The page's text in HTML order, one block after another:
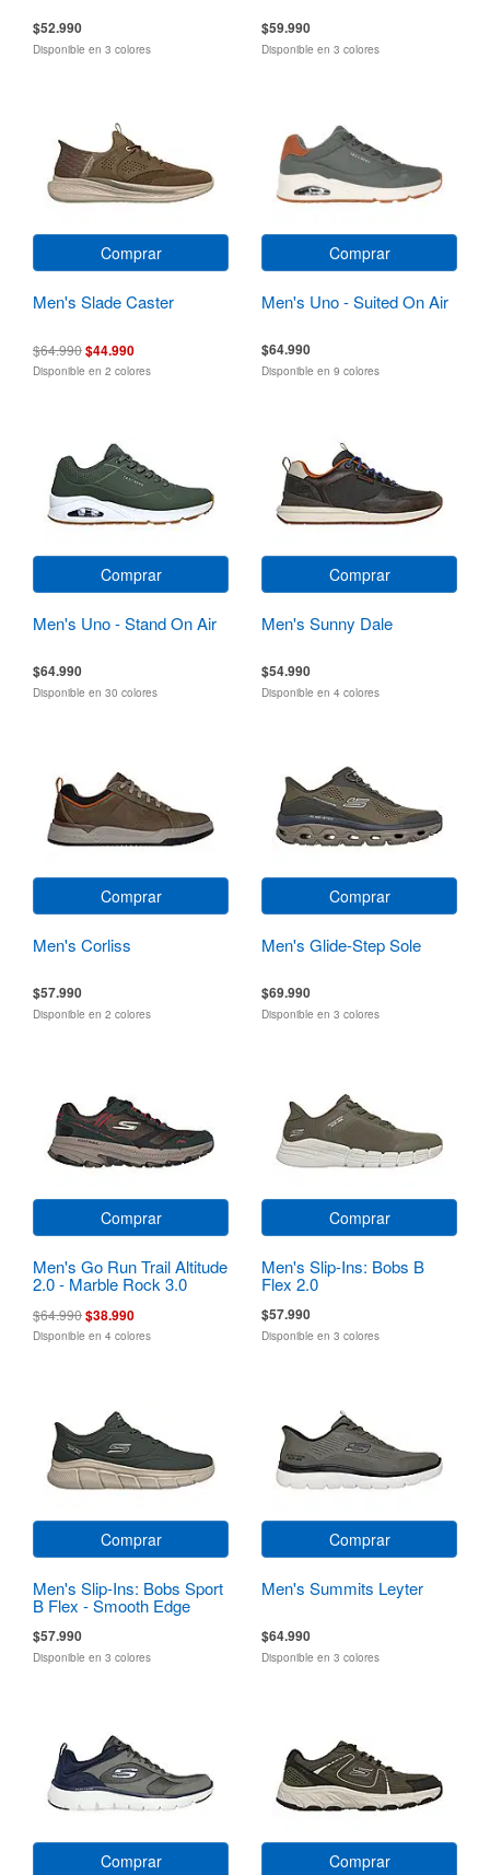
$52.990
Disponible en 3 colores
$59.990
Disponible en 3 colores
Comprar
Men's Slade Caster
$64.990$44.990
Disponible en 2 colores
Comprar
Men's Uno - Suited On Air
$64.990
Disponible en 9 colores
Comprar
Men's Uno - Stand On Air
$64.990
Disponible en 30 colores
Comprar
Men's Sunny Dale
$54.990
Disponible en 4 colores
Comprar
Men's Corliss
$57.990
Disponible en 2 colores
Comprar
Men's Glide-Step Sole
$69.990
Disponible en 3 colores
Comprar
Men's Go Run Trail Altitude
2.0 - Marble Rock 3.0
$64.990$38.990
Disponible en 4 colores
Comprar
Men's Slip-Ins: Bobs B
Flex 2.0
$57.990
Disponible en 3 colores
Comprar
Men's Slip-Ins: Bobs Sport
B Flex - Smooth Edge
$57.990
Disponible en 3 colores
Comprar
Men's Summits Leyter
$64.990
Disponible en 3 colores
Comprar Comprar